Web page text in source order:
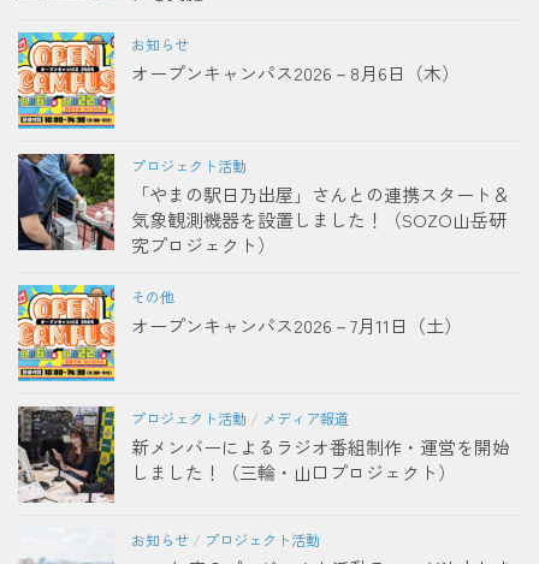
お知らせ
オープンキャンパス2026－8月6日（木）
プロジェクト活動
「やまの駅日乃出屋」さんとの連携スタート＆
気象観測機器を設置しました！（SOZO山岳研
究プロジェクト）
その他
オープンキャンパス2026－7月11日（土）
プロジェクト活動 / メディア報道
新メンバーによるラジオ番組制作・運営を開始
しました！（三輪・山口プロジェクト）
お知らせ / プロジェクト活動